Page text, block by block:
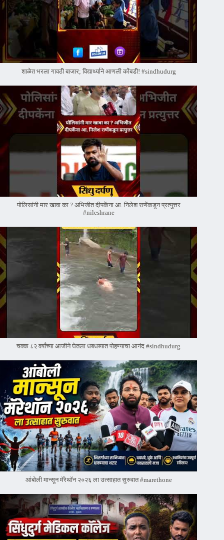
शाळेत भरला गावठी बाजार; विद्यार्थ्याने आणली कोंबडी! #sindhudurg
पोलिसांनी मार खावा का ? अभिजीत दीपकेंना आ. निलेश राणेंकडून प्रत्युत्तर
#nileshrane
चक्क ८२ वर्षांच्या आजीने घेतला धबधब्यात पोहण्याचा आनंद #sindhudurg
आंबोली मान्सून मॅरेथॉन २०२६ ला उत्साहात सुरुवात #marethone